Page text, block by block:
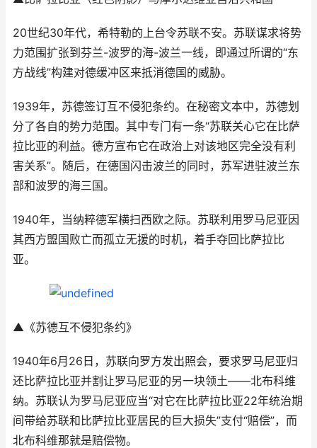
20世纪30年代，希特勒的上台令苏联不安。苏联谋求将势
力范围扩张到芬兰-波罗的海-波兰一线，即通过所谓的“东
方战线”构建对德缓冲区来抵消德国的威胁。
1939年，苏德签订互不侵犯条约。在秘密文本中，苏德划
分了各自的势力范围。其中专门有一条“苏联关心它在比萨
拉比亚的利益。德方宣布它在政治上对该地区完全没有利
害关系”。随后，在德国闪击波兰的同时，苏军进驻波兰东
部和波罗的海三国。
1940年，当纳粹德军横扫西欧之际。苏联利用罗马尼亚因
其西方盟国败亡而孤立无援的时机，着手夺回比萨拉比
亚。
▲《苏德互不侵犯条约》
1940年6月26日，苏联向罗方发出照会，要求罗马尼亚归
还比萨拉比亚并割让罗马尼亚的另一块领土——北布科维
纳。苏联认为罗马尼亚应当“对它在比萨拉比亚22年统治期
间带给苏联和比萨拉比亚居民的巨大损失”支付“赔偿”，而
北布科维那就是赔偿物。